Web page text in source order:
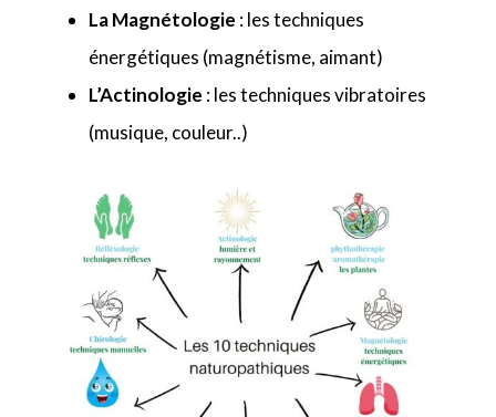
LaMagnétologie : les techniques
énergétiques (magnétisme, aimant)
L’Actinologie : les techniques vibratoires
(musique, couleur..)